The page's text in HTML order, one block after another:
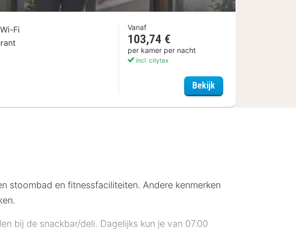
Fi
Vanaf
103,74 €
per kamer per nacht
incl. citytax
BekijkLandhotel Schöll
stoombad en fitnessfaciliteiten. Andere kenmerken
bij de snackbar/deli. Dagelijks kun je van 07.00